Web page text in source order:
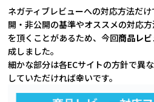
ネガティブレビューへの対応方法だ
開・非公開の基準やオススメの対応
を頂くことがあるため、今回商品レ
成しました。
細かな部分は各ECサイトの方針で異
していただければ幸いです。